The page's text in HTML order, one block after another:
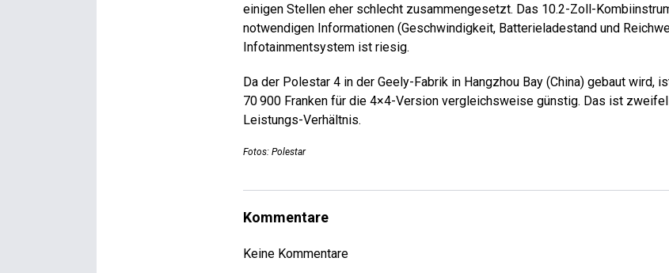
einigen Stellen eher schlecht zusammengesetzt. Das 10.2-Zoll-
notwendigen Informationen (Geschwindigkeit, Batterieladestand und
Infotainmentsystem ist riesig.
Da der Pole­star 4 in der Geely-Fabrik in Hangzhou Bay (China) gebaut wird,
70 900 Franken für die 4×4-Version vergleichsweise günstig. Das ist
Leistungs-Verhältnis.
Fotos: Polestar
Kommentare
Keine Kommentare